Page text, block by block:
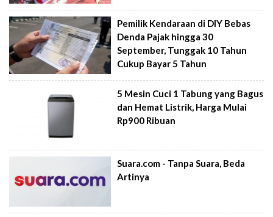
Pemilik Kendaraan di DIY Bebas
Denda Pajak hingga 30
September, Tunggak 10 Tahun
Cukup Bayar 5 Tahun
5 Mesin Cuci 1 Tabung yang Bagus
dan Hemat Listrik, Harga Mulai
Rp900 Ribuan
Suara.com - Tanpa Suara, Beda
Artinya